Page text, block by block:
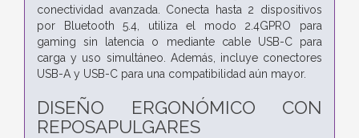
conectividad avanzada. Conecta hasta 2 dispositivos
por Bluetooth 5.4, utiliza el modo 2.4GPRO para
gaming sin latencia o mediante cable USB-C para
carga y uso simultáneo. Además, incluye conectores
USB-A y USB-C para una compatibilidad aún mayor.
DISEÑO ERGONÓMICO CON
REPOSAPULGARES